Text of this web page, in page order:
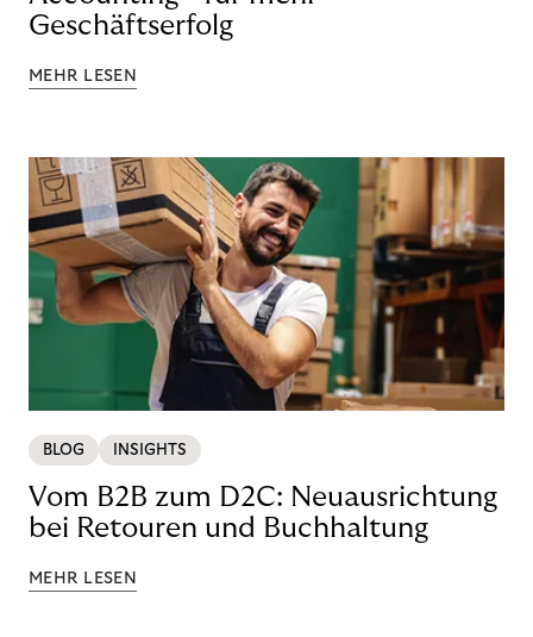
Geschäftserfolg
MEHR LESEN
BLOG INSIGHTS
Vom B2B zum D2C: Neuausrichtung
bei Retouren und Buchhaltung
MEHR LESEN